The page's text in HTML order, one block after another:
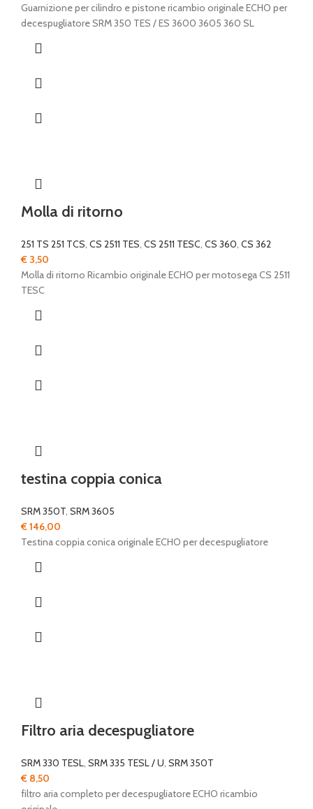
Guarnizione per cilindro e pistone ricambio originale ECHO per
decespugliatore SRM 350 TES / ES 3600 3605 360 SL
Molla di ritorno
251 TS 251 TCS, CS 2511 TES, CS 2511 TESC, CS 360, CS 362
€ 3,50
Molla di ritorno Ricambio originale ECHO per motosega CS 2511
TESC
testina coppia conica
SRM 350T, SRM 3605
€146,00
Testina coppia conica originale ECHO per decespugliatore
Filtro aria decespugliatore
SRM 330 TESL, SRM 335 TESL / U, SRM 350T
€ 8,50
filtro aria completo per decespugliatore ECHO ricambio